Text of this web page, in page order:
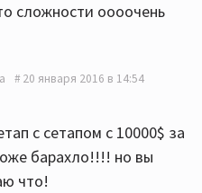
сложности оооочень
20 января 2016 в 14:54
с сетапом с 10000$ за
барахло!!!! но вы
что!